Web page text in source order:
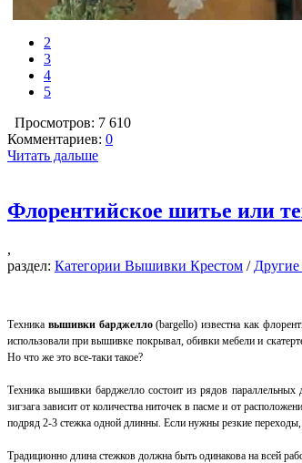
2
3
4
5
Просмотров: 7 610
Комментариев: 0
Читать дальше
Флорентийское шитье или
,
раздел: Категории Вышивки Крестом /
Техника вышивки барджелло(bargello) известна как
использовали при вышивке покрывал, обивки мебели и
Но что же это все-таки такое?
Техника вышивки барджелло состоит из рядов
зигзага зависит от количества ниточек в пасме и от
подряд 2-3 стежка одной длинны. Если нужны резкие
Традиционно длина стежков должна быть одинакова на всей